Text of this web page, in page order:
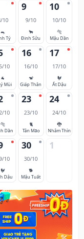
10
🐀
Tý
9
9/10
🐂
Đinh Sửu
10
10/10
🐅
Mậu Dần
10
🐐
Mùi
16
16/10
🐒
Giáp Thân
17
17/10
🐓
Ất Dậu
10
🐅
Dần
23
23/10
🐈
Tân Mão
24
24/10
🐉
Nhâm Thìn
10
🐓
Dậu
30
30/10
🐕
Mậu Tuất
1